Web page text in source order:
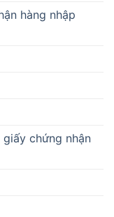
hàng nhập
chứng nhận